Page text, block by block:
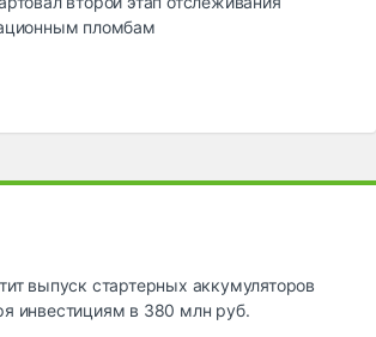
пломбам
выпуск стартерных аккумуляторов
инвестициям в 380 млн руб.